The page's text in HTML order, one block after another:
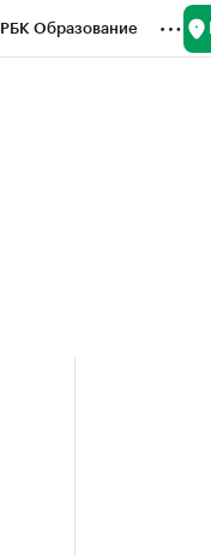
РБК Образование